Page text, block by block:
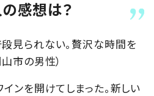
感想は？
見られない。贅沢な時間を
市の男性）
インを開けてしまった。新しい